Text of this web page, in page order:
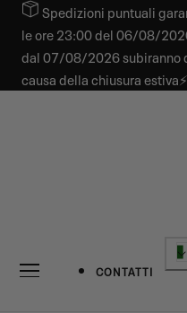
CONTENUTOSpedizioni puntuali
le ore 23:00 del 06/08/
dal 07/08/2026 subiranno
causa della chiusura estiva⚡
CONTATTI